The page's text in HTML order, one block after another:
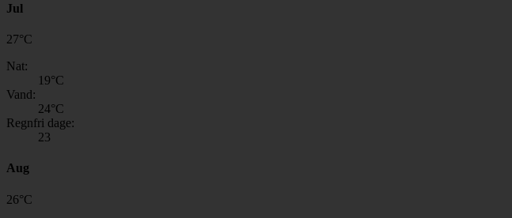
Jul
27°C
Nat:
19°C
Vand:
24°C
Regnfri dage:
23
Aug
26°C